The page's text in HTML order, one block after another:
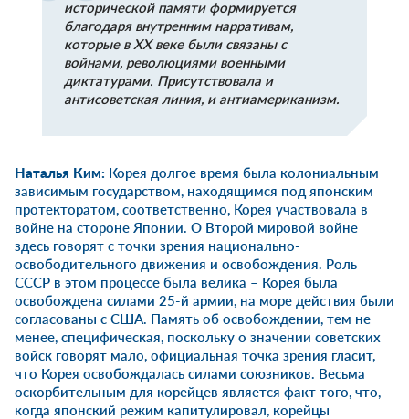
исторической памяти формируется
благодаря внутренним нарративам,
которые в XX веке были связаны с
войнами, революциями военными
диктатурами. Присутствовала и
антисоветская линия, и антиамериканизм.
Наталья Ким: Корея долгое время была колониальным
зависимым государством, находящимся под японским
протекторатом, соответственно, Корея участвовала в
войне на стороне Японии. О Второй мировой войне
здесь говорят с точки зрения национально-
освободительного движения и освобождения. Роль
СССР в этом процессе была велика – Корея была
освобождена силами 25-й армии, на море действия были
согласованы с США. Память об освобождении, тем не
менее, специфическая, поскольку о значении советских
войск говорят мало, официальная точка зрения гласит,
что Корея освобождалась силами союзников. Весьма
оскорбительным для корейцев является факт того, что,
когда японский режим капитулировал, корейцы